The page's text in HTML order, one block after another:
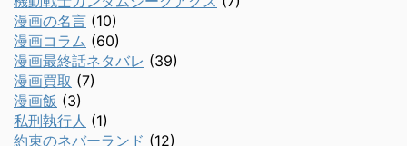
漫画の名言 (10)
漫画コラム (60)
漫画最終話ネタバレ (39)
漫画買取 (7)
漫画飯 (3)
私刑執行人 (1)
約束のネバーランド (12)